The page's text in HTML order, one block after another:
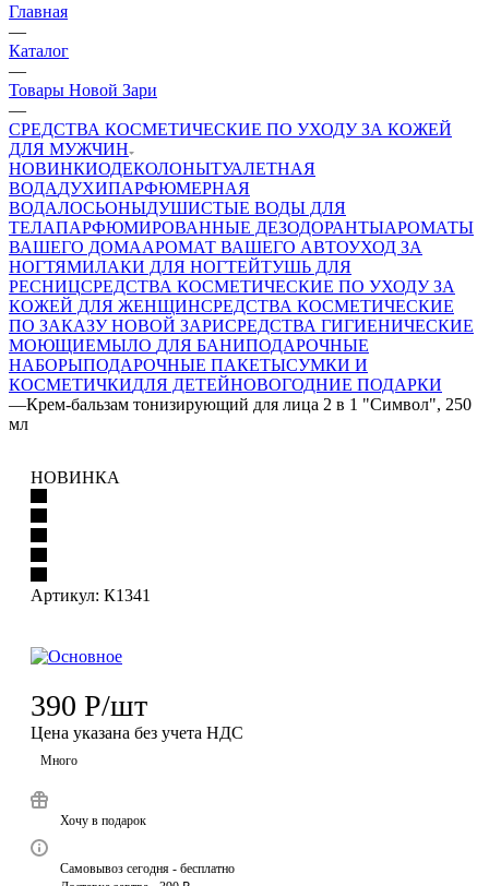
Главная
—
Каталог
—
Товары Новой Зари
—
СРЕДСТВА КОСМЕТИЧЕСКИЕ ПО УХОДУ ЗА КОЖЕЙ
ДЛЯ МУЖЧИН
НОВИНКИОДЕКОЛОНЫТУАЛЕТНАЯ
ВОДАДУХИПАРФЮМЕРНАЯ
ВОДАЛОСЬОНЫДУШИСТЫЕ ВОДЫ ДЛЯ
ТЕЛАПАРФЮМИРОВАННЫЕ ДЕЗОДОРАНТЫАРОМАТЫ
ВАШЕГО ДОМААРОМАТ ВАШЕГО АВТОУХОД ЗА
НОГТЯМИЛАКИ ДЛЯ НОГТЕЙТУШЬ ДЛЯ
РЕСНИЦСРЕДСТВА КОСМЕТИЧЕСКИЕ ПО УХОДУ ЗА
КОЖЕЙ ДЛЯ ЖЕНЩИНСРЕДСТВА КОСМЕТИЧЕСКИЕ
ПО ЗАКАЗУ НОВОЙ ЗАРИСРЕДСТВА ГИГИЕНИЧЕСКИЕ
МОЮЩИЕМЫЛО ДЛЯ БАНИПОДАРОЧНЫЕ
НАБОРЫПОДАРОЧНЫЕ ПАКЕТЫСУМКИ И
КОСМЕТИЧКИДЛЯ ДЕТЕЙНОВОГОДНИЕ ПОДАРКИ
—Крем-бальзам тонизирующий для лица 2 в 1 "Символ", 250
мл
НОВИНКА
Артикул: К1341
390 Р/шт
Цена указана без учета НДС
Много
Хочу в подарок
Самовывоз сегодня - бесплатно